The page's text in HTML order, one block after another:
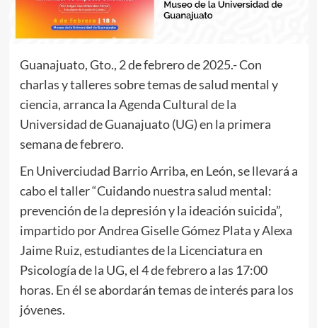
Guanajuato, Gto., 2 de febrero de 2025.- Con
charlas y talleres sobre temas de salud mental y
ciencia, arranca la Agenda Cultural de la
Universidad de Guanajuato (UG) en la primera
semana de febrero.
En Univerciudad Barrio Arriba, en León, se llevará a
cabo el taller “Cuidando nuestra salud mental:
prevención de la depresión y la ideación suicida”,
impartido por Andrea Giselle Gómez Plata y Alexa
Jaime Ruiz, estudiantes de la Licenciatura en
Psicología de la UG, el 4 de febrero a las 17:00
horas. En él se abordarán temas de interés para los
jóvenes.